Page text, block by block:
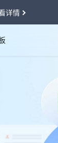
详情